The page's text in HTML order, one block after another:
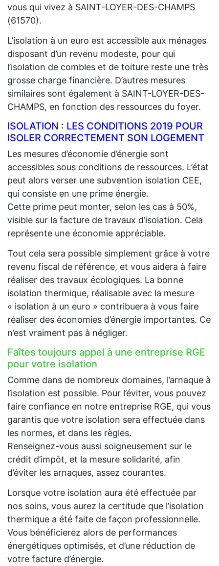
vous qui vivez à SAINT-LOYER-DES-CHAMPS
(61570).
L’isolation à un euro est accessible aux ménages
disposant d’un revenu modeste, pour qui
l’isolation de combles et de toiture reste une très
grosse charge financière. D’autres mesures
similaires sont également à SAINT-LOYER-DES-
CHAMPS, en fonction des ressources du foyer.
ISOLATION : LES CONDITIONS 2019 POUR
ISOLER CORRECTEMENT SON LOGEMENT
Les mesures d’économie d’énergie sont
accessibles sous conditions de ressources. L’état
peut alors verser une subvention isolation CEE,
qui consiste en une prime énergie.
Cette prime peut monter, selon les cas à 50%,
visible sur la facture de travaux d’isolation. Cela
représente une économie appréciable.
Tout cela sera possible simplement grâce à votre
revenu fiscal de référence, et vous aidera à faire
réaliser des travaux écologiques. La bonne
isolation thermique, réalisable avec la mesure
« isolation à un euro » contribuera à vous faire
réaliser des économies d’énergie importantes. Ce
n’est vraiment pas à négliger.
Faîtes toujours appel à une entreprise RGE
pour votre isolation
Comme dans de nombreux domaines, l’arnaque à
l’isolation est possible. Pour l’éviter, vous pouvez
faire confiance en notre entreprise RGE, qui vous
garantis que votre isolation sera effectuée dans
les normes, et dans les règles.
Renseignez-vous aussi soigneusement sur le
crédit d’impôt, et la mesure solidarité, afin
d’éviter les arnaques, assez courantes.
Lorsque votre isolation aura été effectuée par
nos soins, vous aurez la certitude que l’isolation
thermique a été faite de façon professionnelle.
Vous bénéficierez alors de performances
énergétiques optimisés, et d’une réduction de
votre facture d’énergie.